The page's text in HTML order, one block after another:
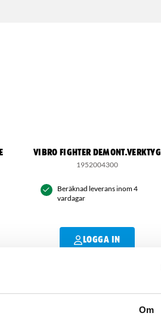
Om
VIBRO FIGHTER DEMONT.VERKTYG
1952004300
Beräknad leverans inom 4
vardagar
LOGGA IN